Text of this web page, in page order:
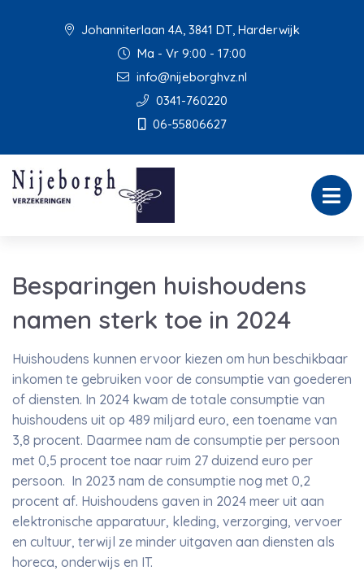
Johanniterlaan 4A, 3841 DT, Harderwijk
Ma - Vr 9:00 - 17:00
info@nijeborghvz.nl
0341-760220
06-55806627
Besparingen huishoudens
namen sterk toe in 2024
Huishoudens kunnen ervoor kiezen om hun beschikbaar
inkomen te gebruiken voor de consumptie van goederen
of diensten. In 2024 kwam de totale consumptie van
huishoudens uit op 489 miljard euro, een toename van
3,8 procent. Daarmee nam de consumptie per persoon
met 0,5 procent toe naar ruim 27 duizend euro per
persoon. In 2023 nam de consumptie nog met 0,2
procent af. Huishoudens gaven in 2024 meer uit aan
elektronische apparatuur, kleding, verzorging, vervoer
en cultuur, terwijl ze minder uitgaven aan diensten als
horeca, onderwijs en IT.